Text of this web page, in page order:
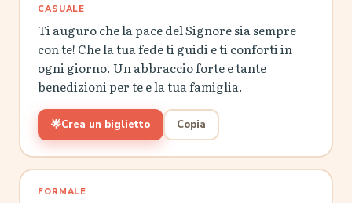
CASUALE
Ti auguro che la pace del Signore sia sempre
con te! Che la tua fede ti guidi e ti conforti in
ogni giorno. Un abbraccio forte e tante
benedizioni per te e la tua famiglia.
🌟Crea un biglietto Copia
FORMALE